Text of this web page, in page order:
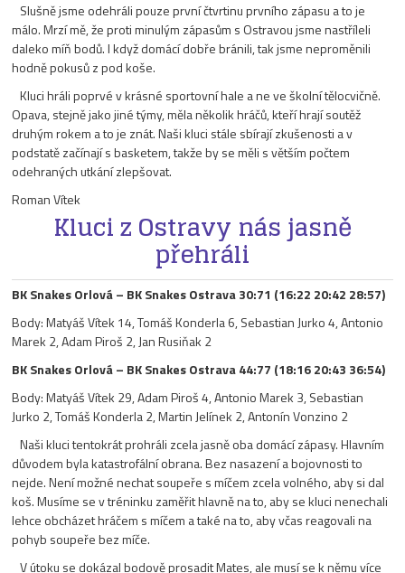
Slušně jsme odehráli pouze první čtvrtinu prvního zápasu a to je
málo. Mrzí mě, že proti minulým zápasům s Ostravou jsme nastříleli
daleko míň bodů. I když domácí dobře bránili, tak jsme neproměnili
hodně pokusů z pod koše.
Kluci hráli poprvé v krásné sportovní hale a ne ve školní tělocvičně.
Opava, stejně jako jiné týmy, měla několik hráčů, kteří hrají soutěž
druhým rokem a to je znát. Naši kluci stále sbírají zkušenosti a v
podstatě začínají s basketem, takže by se měli s větším počtem
odehraných utkání zlepšovat.
Roman Vítek
Kluci z Ostravy nás jasně
přehráli
BK Snakes Orlová – BK Snakes Ostrava 30:71 (16:22 20:42 28:57)
Body: Matyáš Vítek 14, Tomáš Konderla 6, Sebastian Jurko 4, Antonio
Marek 2, Adam Piroš 2, Jan Rusiňak 2
BK Snakes Orlová – BK Snakes Ostrava 44:77 (18:16 20:43 36:54)
Body: Matyáš Vítek 29, Adam Piroš 4, Antonio Marek 3, Sebastian
Jurko 2, Tomáš Konderla 2, Martin Jelínek 2, Antonín Vonzino 2
Naši kluci tentokrát prohráli zcela jasně oba domácí zápasy. Hlavním
důvodem byla katastrofální obrana. Bez nasazení a bojovnosti to
nejde. Není možné nechat soupeře s míčem zcela volného, aby si dal
koš. Musíme se v tréninku zaměřit hlavně na to, aby se kluci nenechali
lehce obcházet hráčem s míčem a také na to, aby včas reagovali na
pohyb soupeře bez míče.
V útoku se dokázal bodově prosadit Mates, ale musí se k němu více